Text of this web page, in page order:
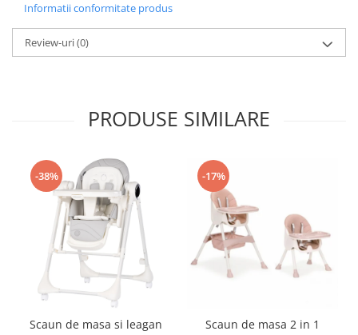
Trotinete copii si adulti
Biciclete fara pedale
Masinute fara pedale
Marsupii
Premergatoare
Skateboard
Scaune de biciclete copii
Baita, Igiena, Siguranta
Lenjerie mamici
Olite
Informatii conformitate produs
Review-uri(0)
PRODUSE SIMILARE
-38%
Scaun de masa si leagan
-17%
Scaun de masa 2 in 1